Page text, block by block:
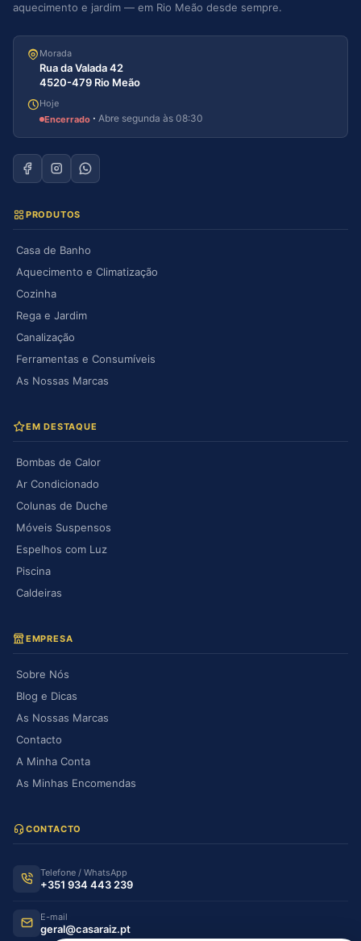
aquecimento e jardim — em Rio Meão desde sempre.
Morada
Rua da Valada 42
4520-479 Rio Meão
Hoje
Encerrado · Abre segunda às 08:30
PRODUTOS
Casa de Banho
Aquecimento e Climatização
Cozinha
Rega e Jardim
Canalização
Ferramentas e Consumíveis
As Nossas Marcas
EM DESTAQUE
Bombas de Calor
Ar Condicionado
Colunas de Duche
Móveis Suspensos
Espelhos com Luz
Piscina
Caldeiras
EMPRESA
Sobre Nós
Blog e Dicas
As Nossas Marcas
Contacto
A Minha Conta
As Minhas Encomendas
CONTACTO
Telefone / WhatsApp
+351 934 443 239
E-mail
geral@casaraiz.pt